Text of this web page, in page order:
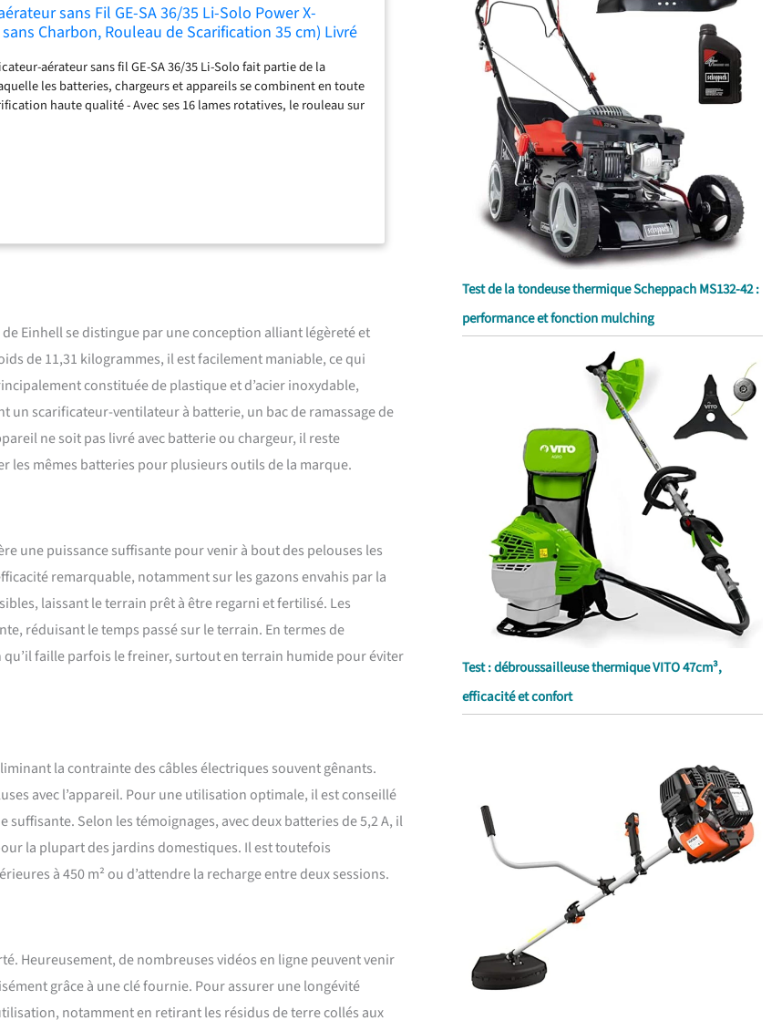
sans Fil GE-SA 36/35 Li-Solo Power X-
Charbon, Rouleau de Scarification 35 cm) Livré
aérateur sans fil GE-SA 36/35 Li-Solo fait partie de la
les batteries, chargeurs et appareils se combinent en toute
haute qualité - Avec ses 16 lames rotatives, le rouleau sur
- Le scarificateur-aérateur sans fil est également équipé d’un
sur roulement à billes et doté de 26 griffes, et d’un bac
complémentaire, ce scarificateur-aérateur sans fil est flexible et
à son guidon réglable en hauteur, cet outil ergonomique
Les grandes roues intégrées préservent la pelouse. Peu
Einhell se distingue par une conception alliant légèreté et
de 11,31 kilogrammes, il est facilement maniable, ce qui
constituée de plastique et d’acier inoxydable,
scarificateur-ventilateur à batterie, un bac de ramassage de
ne soit pas livré avec batterie ou chargeur, il reste
les mêmes batteries pour plusieurs outils de la marque.
une puissance suffisante pour venir à bout des pelouses les
remarquable, notamment sur les gazons envahis par la
laissant le terrain prêt à être regarni et fertilisé. Les
réduisant le temps passé sur le terrain. En termes de
faille parfois le freiner, surtout en terrain humide pour éviter
la contrainte des câbles électriques souvent gênants.
avec l’appareil. Pour une utilisation optimale, il est conseillé
Selon les témoignages, avec deux batteries de 5,2 A, il
la plupart des jardins domestiques. Il est toutefois
à 450 m² ou d’attendre la recharge entre deux sessions.
Heureusement, de nombreuses vidéos en ligne peuvent venir
grâce à une clé fournie. Pour assurer une longévité
notamment en retirant les résidus de terre collés aux
Test de la tondeuse thermique Scheppach MS132-42 :
performance et fonction mulching
Test : débroussailleuse thermique VITO 47cm³,
efficacité et confort